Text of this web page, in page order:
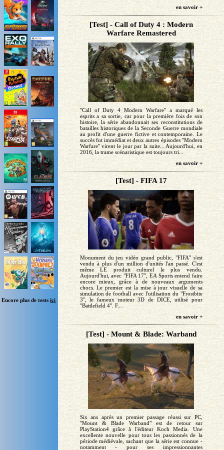
Encore plus de testsici
en savoir +
[Test] - Call of Duty 4 : Modern
Warfare Remastered
"Call of Duty 4 Modern Warfare" a marqué les
esprits a sa sortie, car pour la première fois de son
histoire, la série abandonnait ses reconstitutions de
batailles historiques de la Seconde Guerre mondiale
au profit d'une guerre fictive et contemporaine. Le
succès fut immédiat et deux autres épisodes "Modern
Warfare" virent le jour par la suite... Aujourd'hui, en
2016, la trame scénaristique est toujours tri...
en savoir +
[Test] - FIFA 17
Monument du jeu vidéo grand public, "FIFA" s'est
vendu à plus d'un million d'unités l'an passé. C'est
même LE produit culturel le plus vendu.
Aujourd'hui, avec "FIFA 17", EA Sports entend faire
encore mieux, grâce à de nouveaux arguments
chocs. Le premier est la mise à jour visuelle de sa
simulation de football avec l'utilisation du "Frostbite
3", le fameux moteur 3D de DICE, utilisé pour
"Battlefield 4". F...
en savoir +
[Test] - Mount & Blade: Warband
Six ans après un premier passage réussi sur PC,
"Mount & Blade Warband" est de retour sur
PlayStation4 grâce à l'éditeur Koch Media. Une
excellente nouvelle pour tous les passionnés de la
période médiévale, sachant que la série est connue -
notamment - pour ses impressionnantes